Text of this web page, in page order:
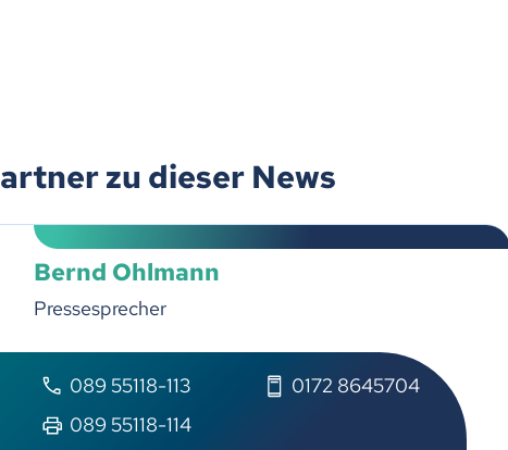
zu dieser News
Bernd Ohlmann
Pressesprecher
089 55118-113
0172 8645704
089 55118-114